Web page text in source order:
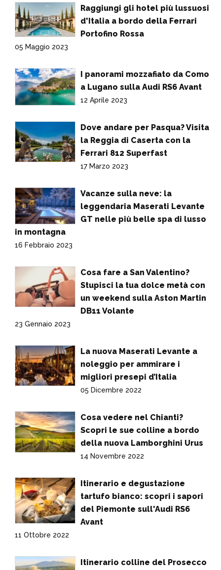
Raggiungi gli hotel più lussuosi
d'Italia a bordo della Ferrari
Portofino Rossa
05 Maggio 2023
I panorami mozzafiato da Como
a Lugano sulla Audi RS6 Avant
12 Aprile 2023
Dove andare per Pasqua? Visita
la Reggia di Caserta con la
Ferrari 812 Superfast
17 Marzo 2023
Vacanze sulla neve: la
leggendaria Maserati Levante
GT nelle più belle spa di lusso
in montagna
16 Febbraio 2023
Cosa fare a San Valentino?
Stupisci la tua dolce metà con
un weekend sulla Aston Martin
DB11 Volante
23 Gennaio 2023
La nuova Maserati Levante a
noleggio per ammirare i
migliori presepi d’Italia
05 Dicembre 2022
Cosa vedere nel Chianti?
Scopri le sue colline a bordo
della nuova Lamborghini Urus
14 Novembre 2022
Itinerario e degustazione
tartufo bianco: scopri i sapori
del Piemonte sull'Audi RS6
Avant
11 Ottobre 2022
Itinerario colline del Prosecco